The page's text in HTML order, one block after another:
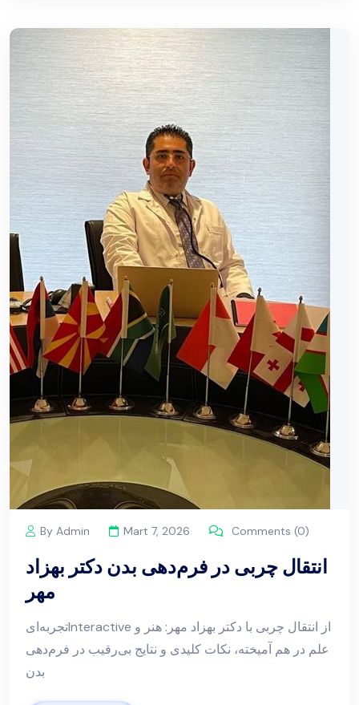
By Admin Mart 7, 2026 Comments (0)
انتقال چربی در فرم‌دهی بدن دکتر بهزاد
مهر
تجربه‌ایInteractive از انتقال چربی با دکتر بهزاد مهر: هنر و
علم در هم آمیخته، نکات کلیدی و نتایج بی‌رقیب در فرم‌دهی
بدن